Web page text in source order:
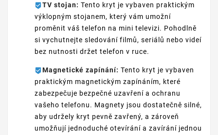
TV stojan: Tento kryt je vybaven praktickým
výklopným stojanem, který vám umožní
proměnit váš telefon na mini televizi. Pohodlně
si vychutnejte sledování filmů, seriálů nebo videí
bez nutnosti držet telefon v ruce.
Magnetické zapínání: Tento kryt je vybaven
praktickým magnetickým zapínáním, které
zabezpečuje bezpečné uzavření a ochranu
vašeho telefonu. Magnety jsou dostatečně silné,
aby udržely kryt pevně zavřený, a zároveň
umožňují jednoduché otevírání a zavírání jednou